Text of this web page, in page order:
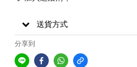
送貨方式
分享到